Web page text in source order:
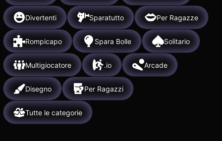
Divertenti Sparatutto Per Ragazze
Rompicapo Spara Bolle Solitario
Multigiocatore .io Arcade
Disegno Per Ragazzi
Tutte le categorie